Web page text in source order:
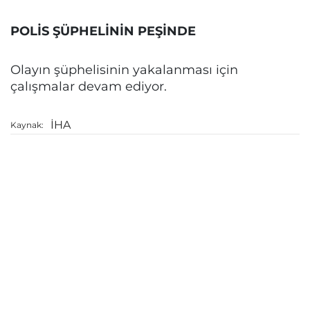
POLİS ŞÜPHELİNİN PEŞİNDE
Olayın şüphelisinin yakalanması için
çalışmalar devam ediyor.
Kaynak: İHA